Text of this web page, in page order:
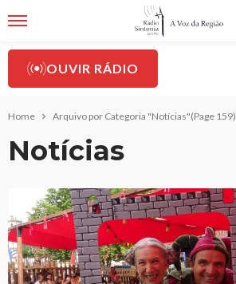
OUVIR RÁDIO
Home Arquivo por Categoria "Notícias"(Page 159)
Notícias